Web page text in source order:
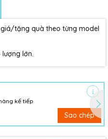
tặng quà theo từng model
lớn.
kế tiếp
Sao chép